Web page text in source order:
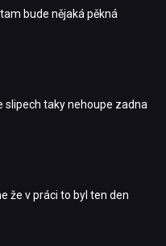
bude nějaká pěkná
slipech taky nehoupe zadna
že v práci to byl ten den